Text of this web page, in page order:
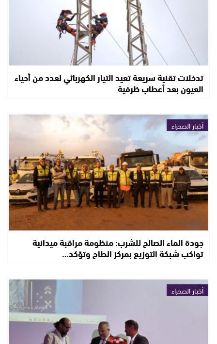
تدخلات تقنية سريعة تعيد التيار الكهربائي لعدد من أحياء
العيون بعد أعطاب ظرفية
أخبار الصحراء
جودة الماء الصالح للشرب: منظومة مراقبة ميدانية
تواكب شبكة التوزيع بمركز الطاح وتؤكد…
أخبار الصحراء